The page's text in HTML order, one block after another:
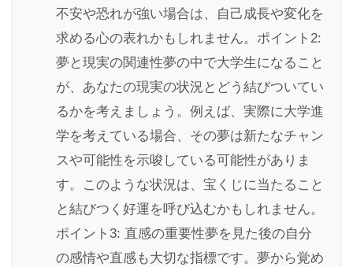
不安や恐れが強い場合は、自己成長や変化を
求める心の表れかもしれません。ポイント2:
夢と現実の関連性夢の中で大学生になること
が、あなたの現実の状況とどう結びついてい
るかを考えましょう。例えば、実際に大学進
学を考えている場合、その夢は新たなチャン
スや可能性を示唆している可能性がありま
す。このような状況は、宝くじに当たること
と結びつく好運を呼び込むかもしれません。
ポイント3: 直感の重要性夢を見た後の自分
の感情や直感も大切な指標です。夢から覚め